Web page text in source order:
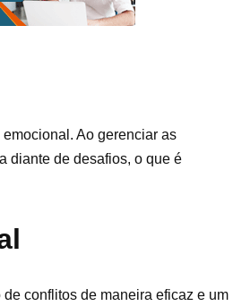
Ao gerenciar as
diante de desafios, o que é
conflitos de maneira eficaz e um